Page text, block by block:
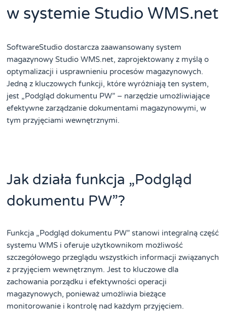
w systemie Studio WMS.net
SoftwareStudio dostarcza zaawansowany system
magazynowy Studio WMS.net, zaprojektowany z myślą o
optymalizacji i usprawnieniu procesów magazynowych.
Jedną z kluczowych funkcji, które wyróżniają ten system,
jest „Podgląd dokumentu PW” – narzędzie umożliwiające
efektywne zarządzanie dokumentami magazynowymi, w
tym przyjęciami wewnętrznymi.
Jak działa funkcja „Podgląd
dokumentu PW”?
Funkcja „Podgląd dokumentu PW” stanowi integralną część
systemu WMS i oferuje użytkownikom możliwość
szczegółowego przeglądu wszystkich informacji związanych
z przyjęciem wewnętrznym. Jest to kluczowe dla
zachowania porządku i efektywności operacji
magazynowych, ponieważ umożliwia bieżące
monitorowanie i kontrolę nad każdym przyjęciem.